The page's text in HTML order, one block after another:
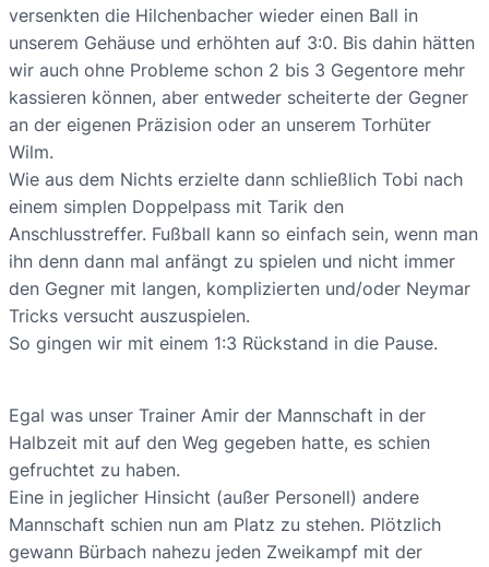
versenkten die Hilchenbacher wieder einen Ball in
unserem Gehäuse und erhöhten auf 3:0. Bis dahin hätten
wir auch ohne Probleme schon 2 bis 3 Gegentore mehr
kassieren können, aber entweder scheiterte der Gegner
an der eigenen Präzision oder an unserem Torhüter
Wilm.
Wie aus dem Nichts erzielte dann schließlich Tobi nach
einem simplen Doppelpass mit Tarik den
Anschlusstreffer. Fußball kann so einfach sein, wenn man
ihn denn dann mal anfängt zu spielen und nicht immer
den Gegner mit langen, komplizierten und/oder Neymar
Tricks versucht auszuspielen.
So gingen wir mit einem 1:3 Rückstand in die Pause.
Egal was unser Trainer Amir der Mannschaft in der
Halbzeit mit auf den Weg gegeben hatte, es schien
gefruchtet zu haben.
Eine in jeglicher Hinsicht (außer Personell) andere
Mannschaft schien nun am Platz zu stehen. Plötzlich
gewann Bürbach nahezu jeden Zweikampf mit der